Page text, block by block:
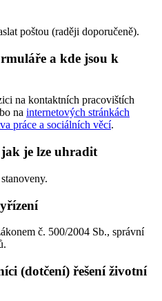
poštou (raději doporučeně).
a kde jsou k
na kontaktních pracovištích
na internetových stránkách
práce a sociálních věcí.
je lze uhradit
č. 500/2004 Sb., správní
(dotčení) řešení životní